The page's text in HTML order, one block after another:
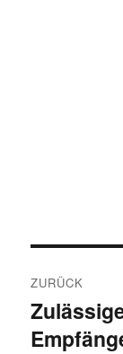
ZURÜCK
Vorheriger
Beitrag: